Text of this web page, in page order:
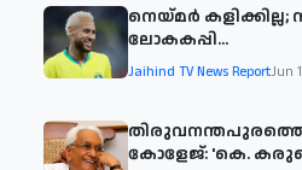
നെയ്മര്‍ കളിക്കില്ല;
ലോകകപ്പി...
Jaihind TV News ReportJun
തിരുവനന്തപുരത്തെ
കോളേജ്: 'കെ.